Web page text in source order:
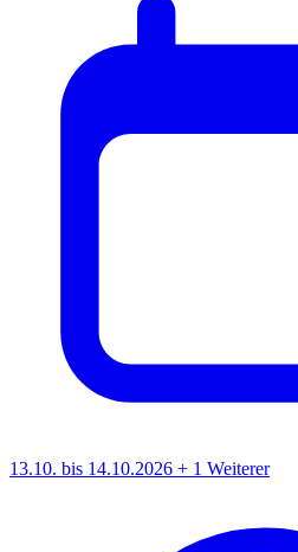
13.10. bis 14.10.2026 + 1 Weiterer